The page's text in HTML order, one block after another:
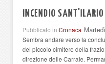
INCENDIO
Pubblicato in Cronaca
Sembra andare verso la
del piccolo cimitero della
direzione delle Carraie.